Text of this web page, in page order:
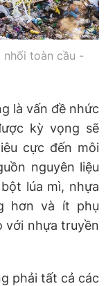
nhối toàn cầu -
là vấn đề nhức
kỳ vọng sẽ
cực đến môi
nguyên liệu
lúa mì, nhựa
hơn và ít phụ
với nhựa truyền
phải tất cả các